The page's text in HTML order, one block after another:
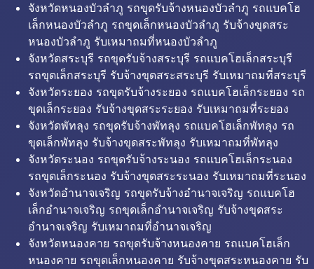
จังหวัดหนองบัวลำภู รถขุดรับจ้างหนองบัวลำภู รถแบคโฮ
เล็กหนองบัวลำภู รถขุดเล็กหนองบัวลำภู รับจ้างขุดสระ
หนองบัวลำภู รับเหมาถมที่หนองบัวลำภู
จังหวัดสระบุรี รถขุดรับจ้างสระบุรี รถแบคโฮเล็กสระบุรี
รถขุดเล็กสระบุรี รับจ้างขุดสระสระบุรี รับเหมาถมที่สระบุรี
จังหวัดระยอง รถขุดรับจ้างระยอง รถแบคโฮเล็กระยอง รถ
ขุดเล็กระยอง รับจ้างขุดสระระยอง รับเหมาถมที่ระยอง
จังหวัดพัทลุง รถขุดรับจ้างพัทลุง รถแบคโฮเล็กพัทลุง รถ
ขุดเล็กพัทลุง รับจ้างขุดสระพัทลุง รับเหมาถมที่พัทลุง
จังหวัดระนอง รถขุดรับจ้างระนอง รถแบคโฮเล็กระนอง
รถขุดเล็กระนอง รับจ้างขุดสระระนอง รับเหมาถมที่ระนอง
จังหวัดอำนาจเจริญ รถขุดรับจ้างอำนาจเจริญ รถแบคโฮ
เล็กอำนาจเจริญ รถขุดเล็กอำนาจเจริญ รับจ้างขุดสระ
อำนาจเจริญ รับเหมาถมที่อำนาจเจริญ
จังหวัดหนองคาย รถขุดรับจ้างหนองคาย รถแบคโฮเล็ก
หนองคาย รถขุดเล็กหนองคาย รับจ้างขุดสระหนองคาย รับ